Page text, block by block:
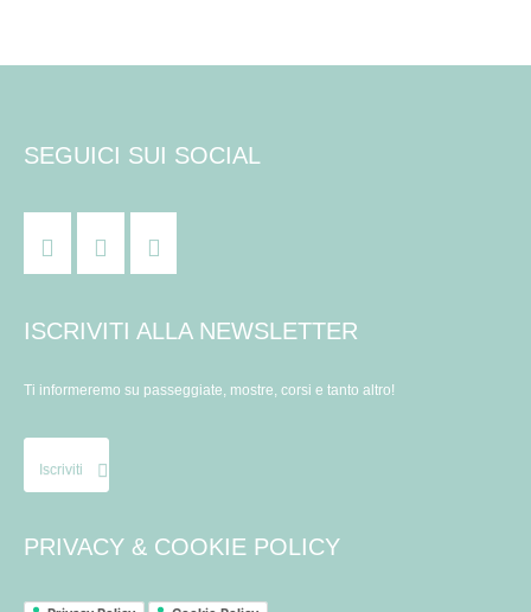
SEGUICI SUI SOCIAL
ISCRIVITI ALLA NEWSLETTER
Ti informeremo su passeggiate, mostre, corsi e tanto altro!
Iscriviti
PRIVACY & COOKIE POLICY